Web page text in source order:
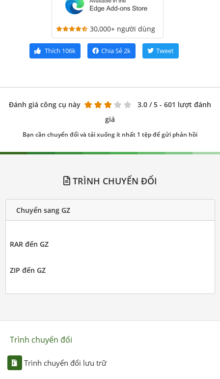
30,000+ người dùng
Thích 106k Chia Sẻ2k Tweet
Đánh giá công cụ này 3.0 / 5 - 601 lượt đánh
giá
Bạn cần chuyển đổi và tải xuống ít nhất 1 tệp để gửi phản hồi
TRÌNH CHUYỂN ĐỔI
Chuyển sang GZ
RAR đến GZ
ZIP đến GZ
Trình chuyển đổi
Trình chuyển đổi lưu trữ